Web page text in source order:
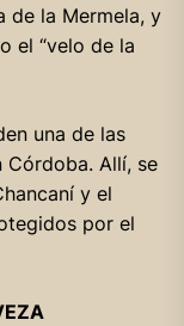
de la Mermela, y
el “velo de la
una de las
Córdoba. Allí, se
y el
por el